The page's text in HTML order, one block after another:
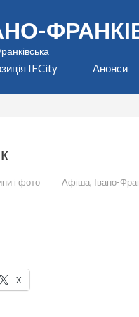
IFCity Анонси
і фото Афіша, Івано-
X